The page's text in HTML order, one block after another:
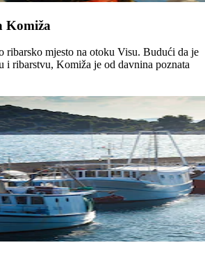
Komiža
ribarsko mjesto na otoku Visu. Budući da je
i ribarstvu, Komiža je od davnina poznata